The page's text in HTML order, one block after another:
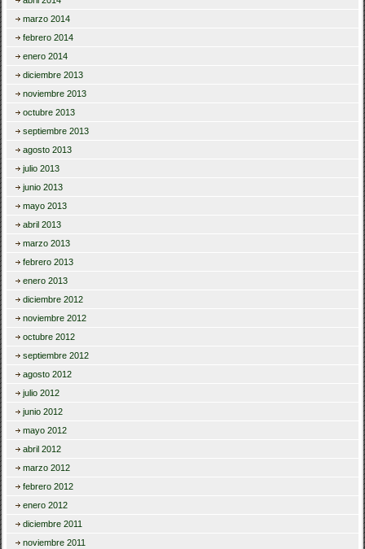
marzo 2014
febrero 2014
enero 2014
diciembre 2013
noviembre 2013
octubre 2013
septiembre 2013
agosto 2013
julio 2013
junio 2013
mayo 2013
abril 2013
marzo 2013
febrero 2013
enero 2013
diciembre 2012
noviembre 2012
octubre 2012
septiembre 2012
agosto 2012
julio 2012
junio 2012
mayo 2012
abril 2012
marzo 2012
febrero 2012
enero 2012
diciembre 2011
noviembre 2011